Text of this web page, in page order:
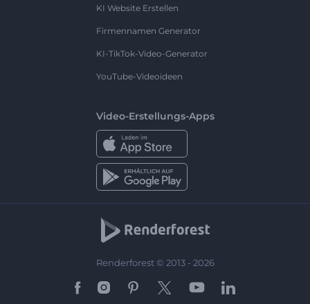
KI Website Erstellen
Firmennamen Generator
KI-TikTok-Video-Generator
YouTube-Videoideen
Video-Erstellungs-Apps
Renderforest © 2013 - 2026